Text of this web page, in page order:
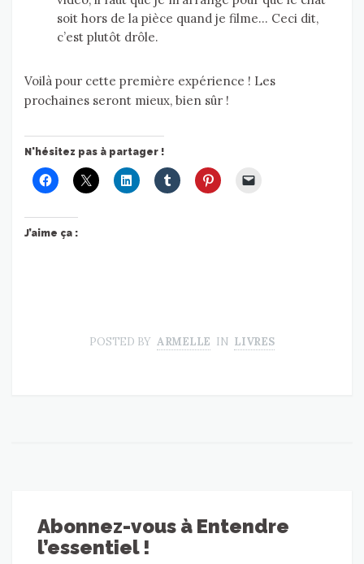
soit hors de la pièce quand je filme… Ceci dit,
c’est plutôt drôle.
Voilà pour cette première expérience ! Les
prochaines seront mieux, bien sûr !
N'hésitez pas à partager !
J’aime ça :
POSTED BY ARMELLE IN LIVRES
Abonnez-vous à Entendre
l’essentiel !